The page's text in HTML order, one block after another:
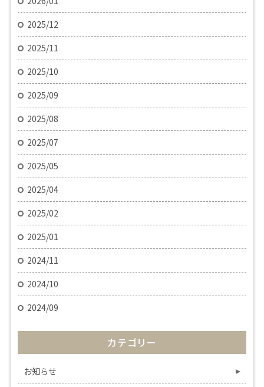
2025/12
2025/11
2025/10
2025/09
2025/08
2025/07
2025/05
2025/04
2025/02
2025/01
2024/11
2024/10
2024/09
カテゴリー
お知らせ